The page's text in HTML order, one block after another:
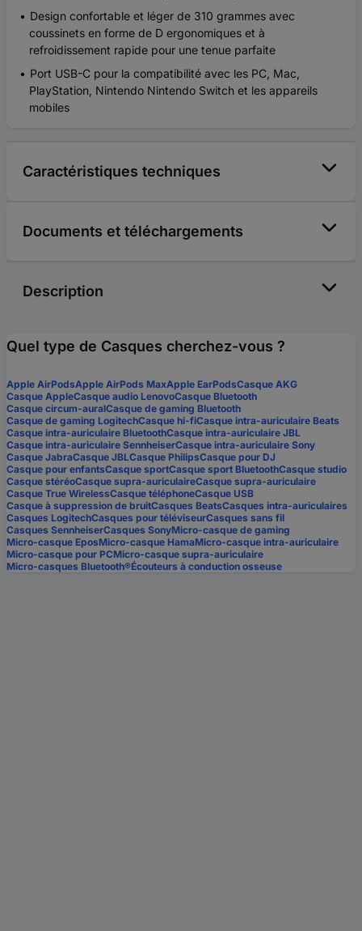
Design confortable et léger de 310 grammes avec
coussinets en forme de D ergonomiques et à
refroidissement rapide pour une tenue parfaite
Port USB-C pour la compatibilité avec les PC, Mac,
PlayStation, Nintendo Nintendo Switch et les appareils
mobiles
Caractéristiques techniques
Documents et téléchargements
Description
Quel type de Casques cherchez-vous ?
Apple AirPodsApple AirPods MaxApple EarPodsCasque AKG
Casque AppleCasque audio LenovoCasque Bluetooth
Casque circum-auralCasque de gaming Bluetooth
Casque de gaming LogitechCasque hi-fiCasque intra-auriculaire Beats
Casque intra-auriculaire BluetoothCasque intra-auriculaire JBL
Casque intra-auriculaire SennheiserCasque intra-auriculaire Sony
Casque JabraCasque JBLCasque PhilipsCasque pour DJ
Casque pour enfantsCasque sportCasque sport BluetoothCasque studio
Casque stéréoCasque supra-auriculaireCasque supra-auriculaire
Casque True WirelessCasque téléphoneCasque USB
Casque à suppression de bruitCasques BeatsCasques intra-auriculaires
Casques LogitechCasques pour téléviseurCasques sans fil
Casques SennheiserCasques SonyMicro-casque de gaming
Micro-casque EposMicro-casque HamaMicro-casque intra-auriculaire
Micro-casque pour PCMicro-casque supra-auriculaire
Micro-casques Bluetooth®Écouteurs à conduction osseuse